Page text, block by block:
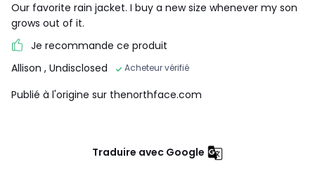
Our favorite rain jacket. I buy a new size whenever my son
grows out of it.
Je recommande ce produit
Allison , Undisclosed Acheteur vérifié
Publié à l'origine sur thenorthface.com
Traduire avec Google